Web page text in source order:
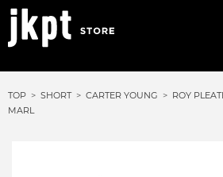
TOP SHORT CARTER YOUNG
ROY
MARL